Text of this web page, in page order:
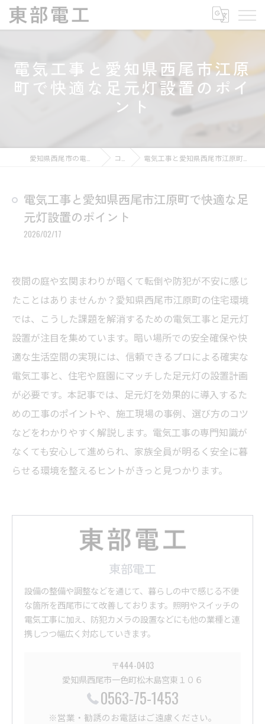
電気工事と愛知県西尾市江原
町で快適な足元灯設置のポイ
ント
コラム 電気工事と愛知県西尾市江原町で快適な足元灯設置のポイント
電気工事と愛知県西尾市江原町で快適な足
元灯設置のポイント
2026/02/17
夜間の庭や玄関まわりが暗くて転倒や防犯が不安に感じ
たことはありませんか？愛知県西尾市江原町の住宅環境
では、こうした課題を解消するための電気工事と足元灯
設置が注目を集めています。暗い場所での安全確保や快
適な生活空間の実現には、信頼できるプロによる確実な
電気工事と、住宅や庭園にマッチした足元灯の設置計画
が必要です。本記事では、足元灯を効果的に導入するた
めの工事のポイントや、施工現場の事例、選び方のコツ
などをわかりやすく解説します。電気工事の専門知識が
なくても安心して進められ、家族全員が明るく安全に暮
らせる環境を整えるヒントがきっと見つかります。
東部電工
設備の整備や調整などを通じて、暮らしの中で感じる不便
な箇所を西尾市にて改善しております。照明やスイッチの
電気工事に加え、防犯カメラの設置などにも他の業種と連
携しつつ幅広く対応していきます。
〒444-0403
愛知県西尾市一色町松木島宮東１０６
0563-75-1453
※営業・勧誘のお電話はご遠慮ください。